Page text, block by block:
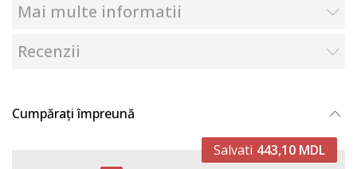
Mai multe informatii
Recenzii
Cumpărați împreună
Salvati 443,10 MDL